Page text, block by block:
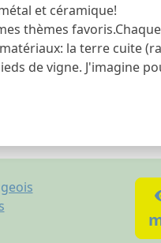
et céramique!
thèmes
la terre cuite
de vigne. J'imagine